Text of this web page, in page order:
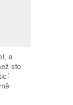
a
sto